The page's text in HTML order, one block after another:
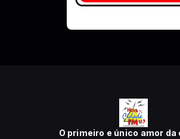
O primeiro e único amor da